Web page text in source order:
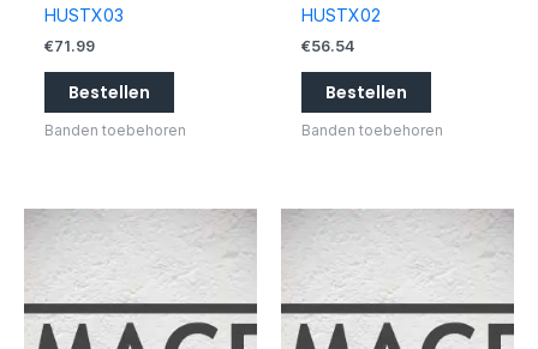
HUSTX03
€71.99
Bestellen
Banden toebehoren
HUSTX02
€56.54
Bestellen
Banden toebehoren